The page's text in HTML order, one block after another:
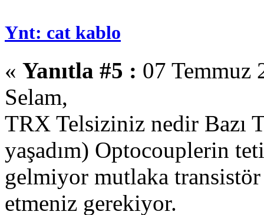
Ynt: cat kablo
« Yanıtla #5 : 07 Temmuz
Selam,
TRX Telsiziniz nedir Bazı
yaşadım) Optocouplerin
gelmiyor mutlaka transistör
etmeniz gerekiyor.